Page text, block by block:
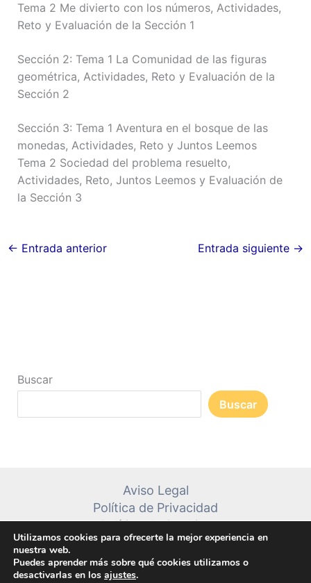
Tema 2 Me divierto con los números, Actividades,
Reto y Evaluación de la Sección 1
Sección 2: Tema 1 La Comunidad de las figuras
geométrica, Actividades, Reto y Evaluación de la
Sección 2
Sección 3: Tema 1 Aventura en el bosque de las
monedas, Actividades, Reto y Juntos Leemos
Tema 2 Sociedad del problema resuelto,
Actividades, Reto, Juntos Leemos y Evaluación de
la Sección 3
← Entrada anterior Entrada siguiente →
Buscar
Buscar
Aviso Legal
Política de Privacidad
Política de Cookies
Contacto
Utilizamos cookies para ofrecerte la mejor experiencia en
nuestra web.
Puedes aprender más sobre qué cookies utilizamos o
desactivarlas en los ajustes.